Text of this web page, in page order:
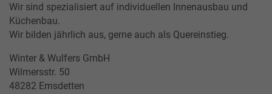
Wir sind spezialisiert auf individuellen Innenausbau und
Küchenbau.
Wir bilden jährlich aus, gerne auch als Quereinstieg.
Winter & Wulfers GmbH
Wilmersstr. 50
48282 Emsdetten